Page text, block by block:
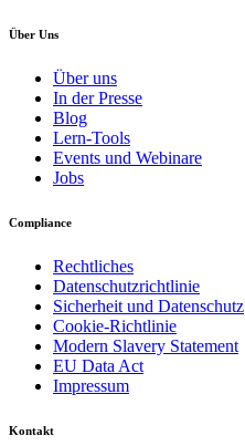
Über Uns
Über uns
In der Presse
Blog
Lern-Tools
Events und Webinare
Jobs
Compliance
Rechtliches
Datenschutzrichtlinie
Sicherheit und Datenschutz
Cookie-Richtlinie
Modern Slavery Statement
EU Data Act
Impressum
Kontakt